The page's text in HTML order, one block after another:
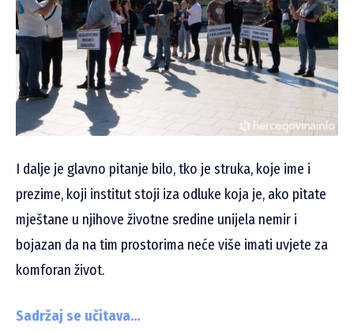
I dalje je glavno pitanje bilo, tko je struka, koje ime i
prezime, koji institut stoji iza odluke koja je, ako pitate
mještane u njihove životne sredine unijela nemir i
bojazan da na tim prostorima neće više imati uvjete za
komforan život.
Sadržaj se učitava…